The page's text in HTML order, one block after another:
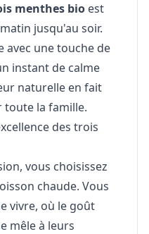
menthes bio est
jusqu'au soir.
avec une touche de
instant de calme
naturelle en fait
toute la famille.
des trois
vous choisissez
chaude. Vous
vivre, où le goût
mêle à leurs